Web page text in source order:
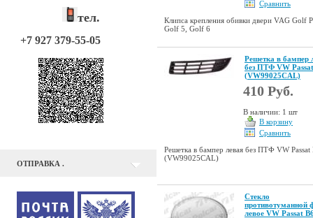
тел.
+7 927 379-55-05
ОТПРАВКА .
Сравнить
Клипса крепления обивки двери VAG Golf
Golf 5, Golf 6
Решетка в бампер
без ПТФ VW
(VW99025CAL)
410 Руб.
В наличии: 1 шт
В корзину
Сравнить
Решетка в бампер левая без ПТФ VW Passat
(VW99025CAL)
Стекло
противотуманной
левое VW Passat